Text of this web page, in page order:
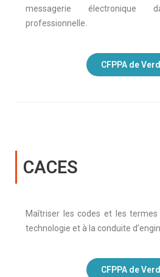
messagerie électronique
professionnelle.
CFPPA de
CACES
Maîtriser les codes et les
technologie et à la conduite
CFPPA de